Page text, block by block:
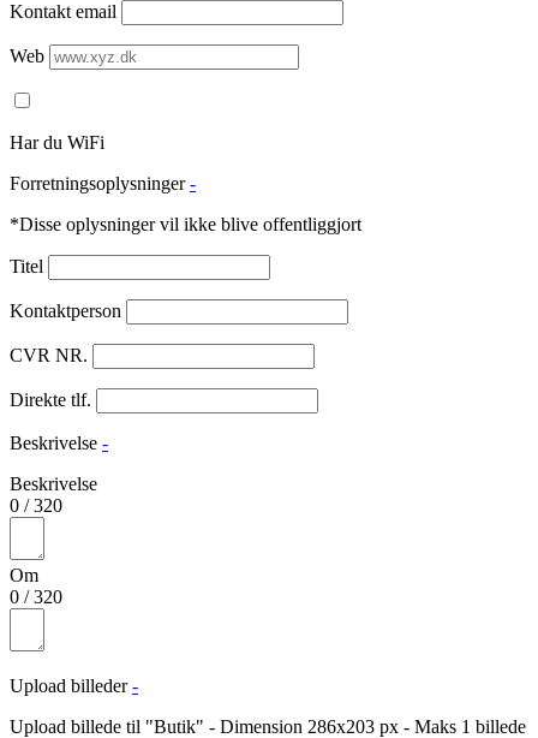
Kontakt email
Web
Har du WiFi
Forretningsoplysninger -
*Disse oplysninger vil ikke blive offentliggjort
Titel
Kontaktperson
CVR NR.
Direkte tlf.
Beskrivelse -
Beskrivelse
0 /320
Om
0 /320
Upload billeder -
Upload billede til "Butik" - Dimension 286x203 px - Maks 1 billede